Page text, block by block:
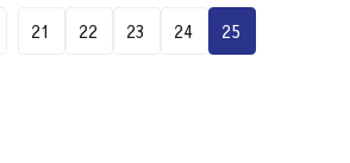
21 22 23 24 25